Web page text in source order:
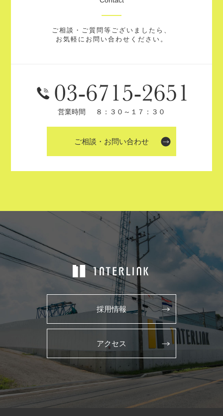
ご相談・ご質問等ございましたら、
お気軽にお問い合わせください。
営業時間 ８：３０～１７：３０
ご相談・お問い合わせ
採用情報
アクセス